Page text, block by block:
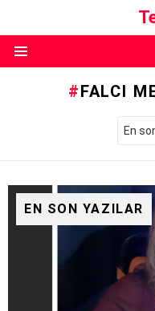
FALCI
EN SON YAZILAR